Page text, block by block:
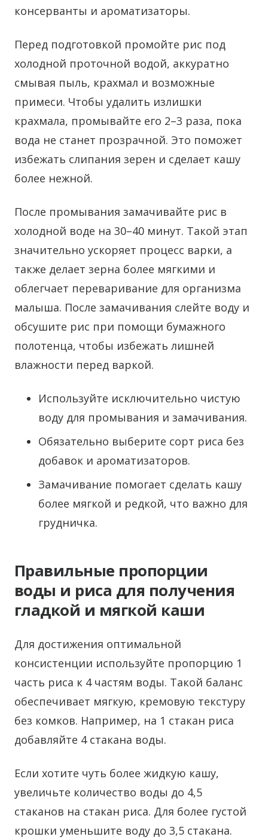
консерванты и ароматизаторы.
Перед подготовкой промойте рис под
холодной проточной водой, аккуратно
смывая пыль, крахмал и возможные
примеси. Чтобы удалить излишки
крахмала, промывайте его 2–3 раза, пока
вода не станет прозрачной. Это поможет
избежать слипания зерен и сделает кашу
более нежной.
После промывания замачивайте рис в
холодной воде на 30–40 минут. Такой этап
значительно ускоряет процесс варки, а
также делает зерна более мягкими и
облегчает переваривание для организма
малыша. После замачивания слейте воду и
обсушите рис при помощи бумажного
полотенца, чтобы избежать лишней
влажности перед варкой.
Используйте исключительно чистую
воду для промывания и замачивания.
Обязательно выберите сорт риса без
добавок и ароматизаторов.
Замачивание помогает сделать кашу
более мягкой и редкой, что важно для
грудничка.
Правильные пропорции
воды и риса для получения
гладкой и мягкой каши
Для достижения оптимальной
консистенции используйте пропорцию 1
часть риса к 4 частям воды. Такой баланс
обеспечивает мягкую, кремовую текстуру
без комков. Например, на 1 стакан риса
добавляйте 4 стакана воды.
Если хотите чуть более жидкую кашу,
увеличьте количество воды до 4,5
стаканов на стакан риса. Для более густой
крошки уменьшите воду до 3,5 стакана.